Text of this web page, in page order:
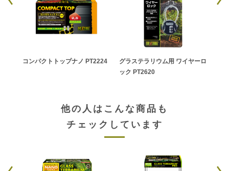
コンパクトトップナノ PT2224
グラステラリウム用 ワイヤーロ
ック PT2620
他の人はこんな商品も
チェックしています